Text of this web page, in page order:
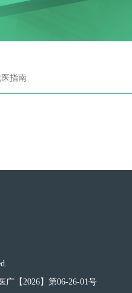
指南
【2026】第06-26-01号